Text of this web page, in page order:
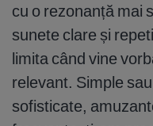
cu o rezonanță mai
sunete clare și
limita când vine
relevant. Simple
sofisticate,